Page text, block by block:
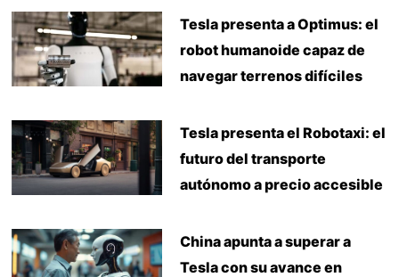
Tesla presenta a Optimus: el
robot humanoide capaz de
navegar terrenos difíciles
Tesla presenta el Robotaxi: el
futuro del transporte
autónomo a precio accesible
China apunta a superar a
Tesla con su avance en